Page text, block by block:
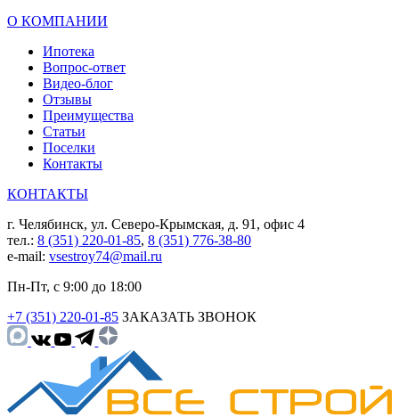
О КОМПАНИИ
Ипотека
Вопрос-ответ
Видео-блог
Отзывы
Преимущества
Статьи
Поселки
Контакты
КОНТАКТЫ
г. Челябинск, ул. Северо-Крымская, д. 91, офис 4
тел.: 8 (351) 220-01-85, 8 (351) 776-38-80
e-mail: vsestroy74@mail.ru
Пн-Пт, с 9:00 до 18:00
+7 (351) 220-01-85 ЗАКАЗАТЬ ЗВОНОК